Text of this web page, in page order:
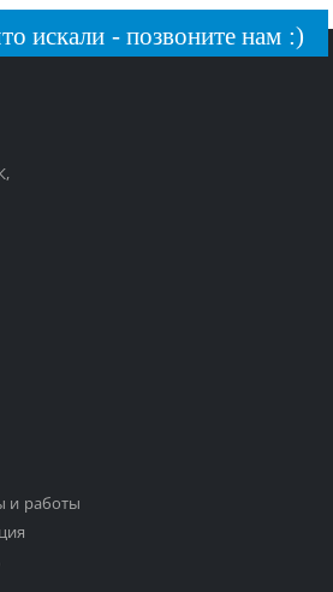
искали - позвоните нам :)
и работы